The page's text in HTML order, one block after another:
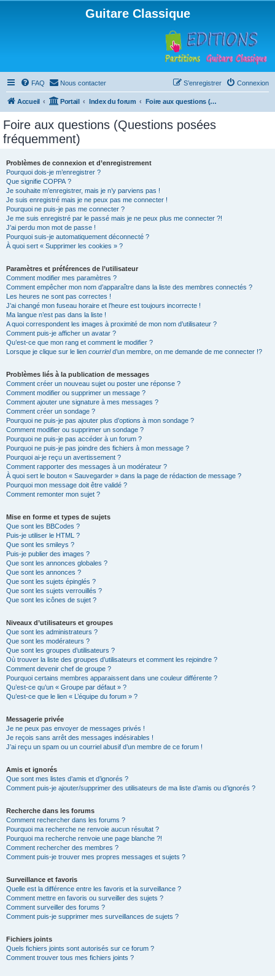
Guitare Classique
FAQ Nous contacter Connexion
S’enregistrer
Accueil Portail Index du forum Foire aux questions (Questions posées fréquemment)
Foire aux questions (Questions posées
fréquemment)
Problèmes de connexion et d’enregistrement
Pourquoi dois-je m’enregistrer ?
Que signifie COPPA ?
Je souhaite m’enregistrer, mais je n’y parviens pas !
Je suis enregistré mais je ne peux pas me connecter !
Pourquoi ne puis-je pas me connecter ?
Je me suis enregistré par le passé mais je ne peux plus me connecter ?!
J’ai perdu mon mot de passe !
Pourquoi suis-je automatiquement déconnecté ?
À quoi sert « Supprimer les cookies » ?
Paramètres et préférences de l’utilisateur
Comment modifier mes paramètres ?
Comment empêcher mon nom d’apparaître dans la liste des membres connectés ?
Les heures ne sont pas correctes !
J’ai changé mon fuseau horaire et l’heure est toujours incorrecte !
Ma langue n’est pas dans la liste !
A quoi correspondent les images à proximité de mon nom d’utilisateur ?
Comment puis-je afficher un avatar ?
Qu’est-ce que mon rang et comment le modifier ?
Lorsque je clique sur le lien courrield’un membre, on me demande de me connecter !?
Problèmes liés à la publication de messages
Comment créer un nouveau sujet ou poster une réponse ?
Comment modifier ou supprimer un message ?
Comment ajouter une signature à mes messages ?
Comment créer un sondage ?
Pourquoi ne puis-je pas ajouter plus d’options à mon sondage ?
Comment modifier ou supprimer un sondage ?
Pourquoi ne puis-je pas accéder à un forum ?
Pourquoi ne puis-je pas joindre des fichiers à mon message ?
Pourquoi ai-je reçu un avertissement ?
Comment rapporter des messages à un modérateur ?
À quoi sert le bouton « Sauvegarder » dans la page de rédaction de message ?
Pourquoi mon message doit être validé ?
Comment remonter mon sujet ?
Mise en forme et types de sujets
Que sont les BBCodes ?
Puis-je utiliser le HTML ?
Que sont les smileys ?
Puis-je publier des images ?
Que sont les annonces globales ?
Que sont les annonces ?
Que sont les sujets épinglés ?
Que sont les sujets verrouillés ?
Que sont les icônes de sujet ?
Niveaux d’utilisateurs et groupes
Que sont les administrateurs ?
Que sont les modérateurs ?
Que sont les groupes d’utilisateurs ?
Où trouver la liste des groupes d’utilisateurs et comment les rejoindre ?
Comment devenir chef de groupe ?
Pourquoi certains membres apparaissent dans une couleur différente ?
Qu’est-ce qu’un « Groupe par défaut » ?
Qu’est-ce que le lien « L’équipe du forum » ?
Messagerie privée
Je ne peux pas envoyer de messages privés !
Je reçois sans arrêt des messages indésirables !
J’ai reçu un spam ou un courriel abusif d’un membre de ce forum !
Amis et ignorés
Que sont mes listes d’amis et d’ignorés ?
Comment puis-je ajouter/supprimer des utilisateurs de ma liste d’amis ou d’ignorés ?
Recherche dans les forums
Comment rechercher dans les forums ?
Pourquoi ma recherche ne renvoie aucun résultat ?
Pourquoi ma recherche renvoie une page blanche ?!
Comment rechercher des membres ?
Comment puis-je trouver mes propres messages et sujets ?
Surveillance et favoris
Quelle est la différence entre les favoris et la surveillance ?
Comment mettre en favoris ou surveiller des sujets ?
Comment surveiller des forums ?
Comment puis-je supprimer mes surveillances de sujets ?
Fichiers joints
Quels fichiers joints sont autorisés sur ce forum ?
Comment trouver tous mes fichiers joints ?